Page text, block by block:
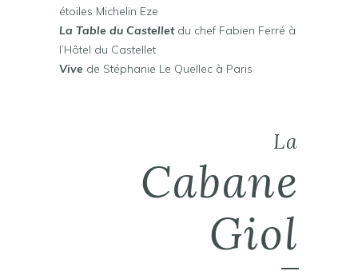
étoiles Michelin Eze
La Table du Castellet du chef Fabien Ferré à
l’Hôtel du Castellet
Vive de Stéphanie Le Quellec à Paris
La
Cabane
Giol